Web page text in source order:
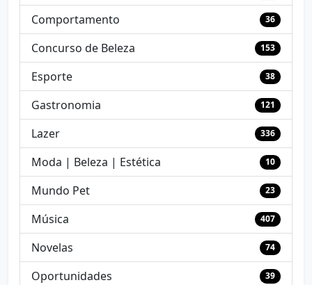
Comportamento 36
Concurso de Beleza 153
Esporte 38
Gastronomia 121
Lazer 336
Moda | Beleza | Estética 10
Mundo Pet 23
Música 407
Novelas 74
Oportunidades 39